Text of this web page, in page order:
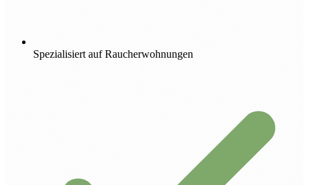
Spezialisiert auf Raucherwohnungen